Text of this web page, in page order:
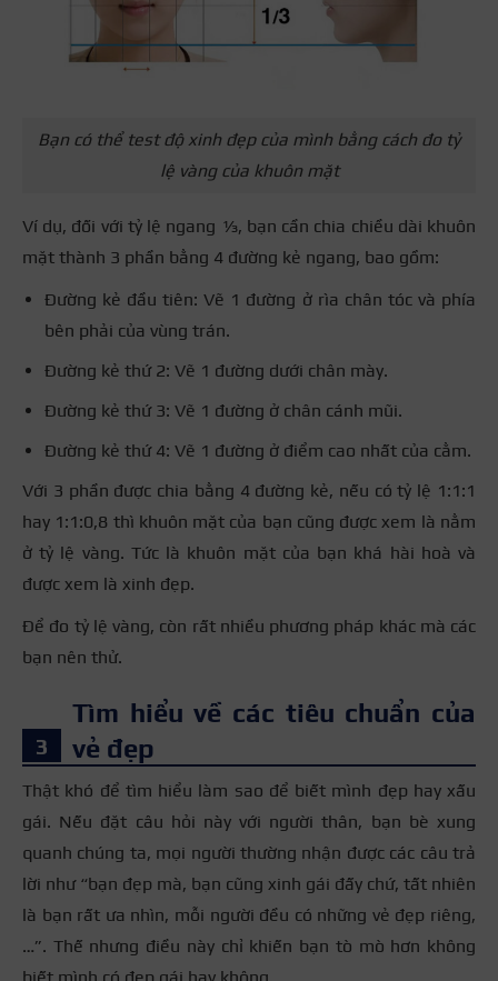
Bạn có thể test độ xinh đẹp của mình bằng cách đo tỷ
lệ vàng của khuôn mặt
Ví dụ, đối với tỷ lệ ngang ⅓, bạn cần chia chiều dài khuôn
mặt thành 3 phần bằng 4 đường kẻ ngang, bao gồm:
Đường kẻ đầu tiên: Vẽ 1 đường ở rìa chân tóc và phía
bên phải của vùng trán.
Đường kẻ thứ 2: Vẽ 1 đường dưới chân mày.
Đường kẻ thứ 3: Vẽ 1 đường ở chân cánh mũi.
Đường kẻ thứ 4: Vẽ 1 đường ở điểm cao nhất của cằm.
Với 3 phần được chia bằng 4 đường kẻ, nếu có tỷ lệ 1:1:1
hay 1:1:0,8 thì khuôn mặt của bạn cũng được xem là nằm
ở tỷ lệ vàng. Tức là khuôn mặt của bạn khá hài hoà và
được xem là xinh đẹp.
Để đo tỷ lệ vàng, còn rất nhiều phương pháp khác mà các
bạn nên thử.
Tìm hiểu về các tiêu chuẩn của
vẻ đẹp
Thật khó để tìm hiểu làm sao để biết mình đẹp hay xấu
gái. Nếu đặt câu hỏi này với người thân, bạn bè xung
quanh chúng ta, mọi người thường nhận được các câu trả
lời như “bạn đẹp mà, bạn cũng xinh gái đấy chứ, tất nhiên
là bạn rất ưa nhìn, mỗi người đều có những vẻ đẹp riêng,
…”. Thế nhưng điều này chỉ khiến bạn tò mò hơn không